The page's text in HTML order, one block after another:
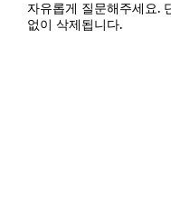
자유롭게 질문해주세요.
없이 삭제됩니다.